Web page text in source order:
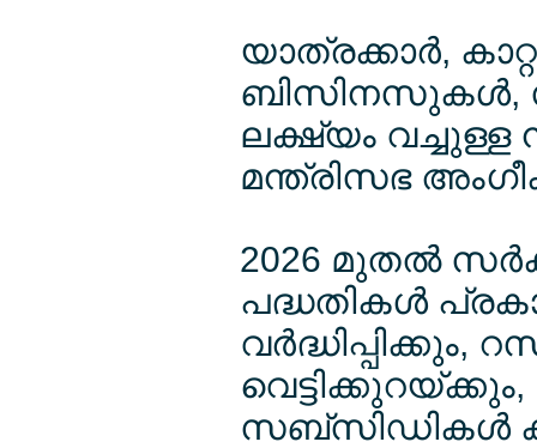
യാത്രക്കാര്‍,
ബിസിനസുകള്‍,
ലക്ഷ്യം വച്ചുള്ള
മന്ത്രിസഭ
2026 മുതല്‍
പദ്ധതികള്‍
വര്‍ദ്ധിപ്പിക്കും,
സബ്സിഡികള്‍